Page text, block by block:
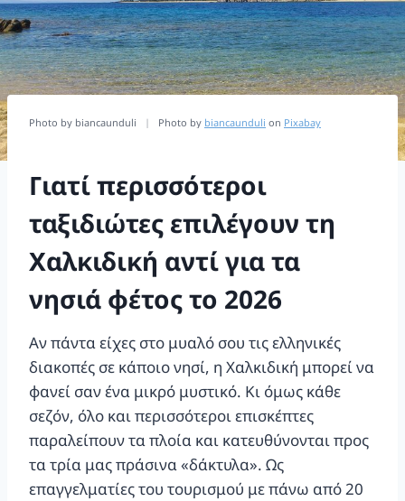
Photo by biancaunduli | Photo by biancaunduli on Pixabay
Γιατί περισσότεροι
ταξιδιώτες επιλέγουν τη
Χαλκιδική αντί για τα
νησιά φέτος το 2026
Αν πάντα είχες στο μυαλό σου τις ελληνικές
διακοπές σε κάποιο νησί, η Χαλκιδική μπορεί να
φανεί σαν ένα μικρό μυστικό. Κι όμως κάθε
σεζόν, όλο και περισσότεροι επισκέπτες
παραλείπουν τα πλοία και κατευθύνονται προς
τα τρία μας πράσινα «δάκτυλα». Ως
επαγγελματίες του τουρισμού με πάνω από 20